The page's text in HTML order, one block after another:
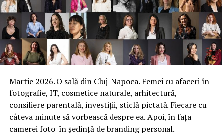
Martie 2026. O sală din Cluj-Napoca. Femei cu afaceri în
fotografie, IT, cosmetice naturale, arhitectură,
consiliere parentală, investiții, sticlă pictată. Fiecare cu
câteva minute să vorbească despre ea. Apoi, în fața
camerei foto în ședință de branding personal.